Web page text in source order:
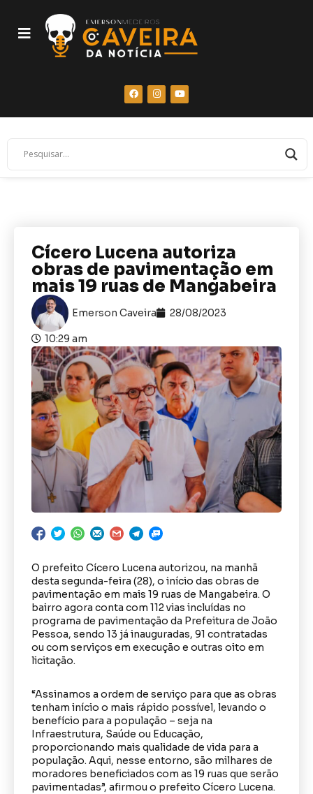
Cícero Lucena autoriza
obras de pavimentação em
mais 19 ruas de Mangabeira
Emerson Caveira 28/08/2023
10:29 am
O prefeito Cícero Lucena autorizou, na manhã
desta segunda-feira (28), o início das obras de
pavimentação em mais 19 ruas de Mangabeira. O
bairro agora conta com 112 vias incluídas no
programa de pavimentação da Prefeitura de João
Pessoa, sendo 13 já inauguradas, 91 contratadas
ou com serviços em execução e outras oito em
licitação.
“Assinamos a ordem de serviço para que as obras
tenham início o mais rápido possível, levando o
benefício para a população – seja na
Infraestrutura, Saúde ou Educação,
proporcionando mais qualidade de vida para a
população. Aqui, nesse entorno, são milhares de
moradores beneficiados com as 19 ruas que serão
pavimentadas”, afirmou o prefeito Cícero Lucena.